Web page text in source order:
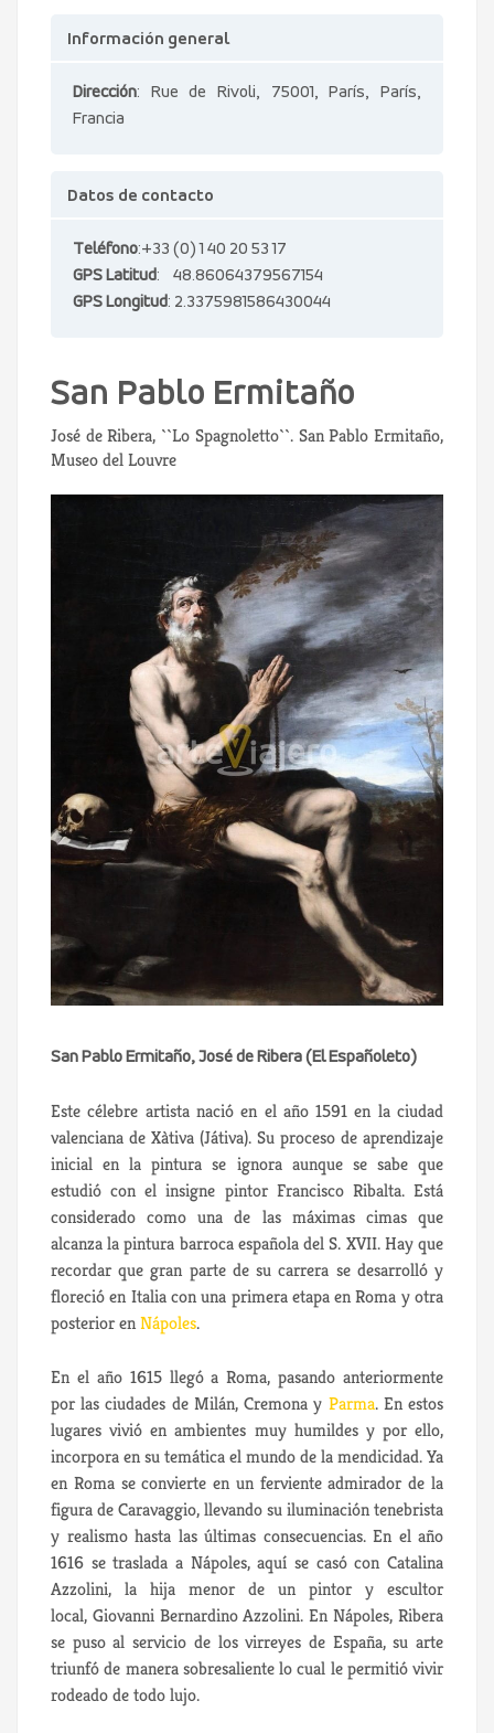
Información general
Dirección: Rue de Rivoli, 75001, París, París,
Francia
Datos de contacto
Teléfono:+33 (0) 1 40 20 53 17
GPS Latitud: 48.86064379567154
GPS Longitud: 2.3375981586430044
San Pablo Ermitaño
José de Ribera, ``Lo Spagnoletto``. San Pablo Ermitaño,
Museo del Louvre
San Pablo Ermitaño, José de Ribera (El Españoleto)
Este célebre artista nació en el año 1591 en la ciudad
valenciana de Xàtiva (Játiva). Su proceso de aprendizaje
inicial en la pintura se ignora aunque se sabe que
estudió con el insigne pintor Francisco Ribalta. Está
considerado como una de las máximas cimas que
alcanza la pintura barroca española del S. XVII. Hay que
recordar que gran parte de su carrera se desarrolló y
floreció en Italia con una primera etapa en Roma y otra
posterior enNápoles.
En el año 1615 llegó a Roma, pasando anteriormente
por las ciudades de Milán, Cremona y Parma. En estos
lugares vivió en ambientes muy humildes y por ello,
incorpora en su temática el mundo de la mendicidad. Ya
en Roma se convierte en un ferviente admirador de la
figura de Caravaggio, llevando su iluminación tenebrista
y realismo hasta las últimas consecuencias. En el año
1616 se traslada a Nápoles, aquí se casó con Catalina
Azzolini, la hija menor de un pintor y escultor
local, Giovanni Bernardino Azzolini. En Nápoles, Ribera
se puso al servicio de los virreyes de España, su arte
triunfó de manera sobresaliente lo cual le permitió vivir
rodeado de todo lujo.